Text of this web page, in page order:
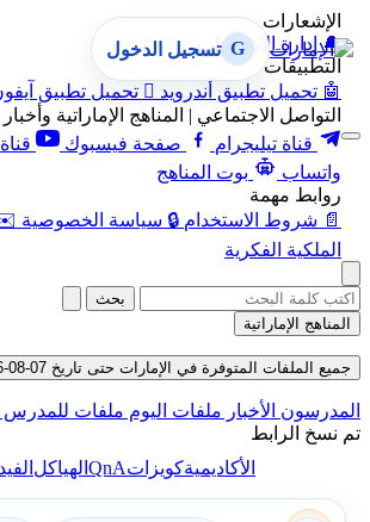
الإشعارات
🔔 إدارة الإشعارات
التطبيقات
🤖 تحميل تطبيق أندرويد  تحميل تطبيق
التواصل الاجتماعي | المناهج الإماراتية وأخبار
قناة تيليجرام
صفحة فيسبوك
واتساب
بوت المناهج
روابط مهمة
📄 شروط الاستخدام 🔒 سياسة الخصوصية
الملكية الفكرية
G تسجيل الدخول
بحث
المناهج الإماراتية
جميع الملفات المتوفرة في الإمارات حتى تاريخ 07-08-2026
المدرسون الأخبار ملفات اليوم ملفات للمدرس
تم نسخ الرابط
الأكاديميةكويزاتQnAالهياكل